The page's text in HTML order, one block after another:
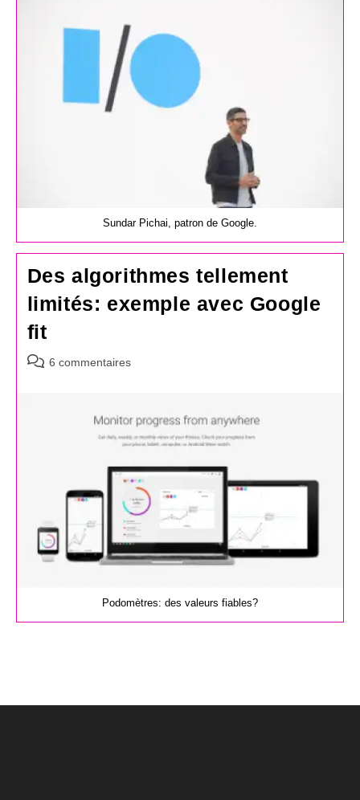
Sundar Pichai, patron de Google.
Des algorithmes tellement
limités: exemple avec Google
fit
Commentaires
6 commentaires
Podomètres: des valeurs fiables?